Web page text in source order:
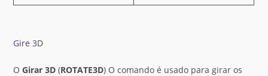
Gire 3D
OGirar 3D (ROTATE3D) O comando é usado para girar os